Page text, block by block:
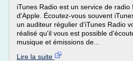
iTunes Radio est un service de radio
d'Apple. Écoutez-vous souvent
un auditeur régulier d'iTunes Radio
réalisé qu'il vous est possible
musique et émissions de...
Lire la suite